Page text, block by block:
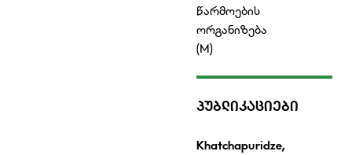
წარმოების
ორგანიზება
(M)
ᲞᲣᲑᲚᲘᲙᲐᲪᲘᲔᲑᲘ
Khatchapuridze,